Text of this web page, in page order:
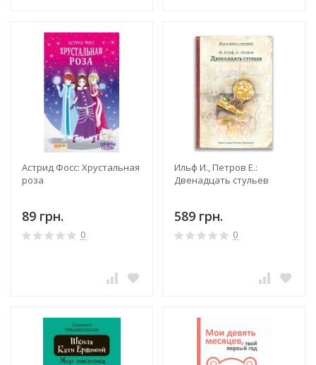
Астрид Фосс: Хрустальная
роза
89 грн.
0
Ильф И., Петров Е.:
Двенадцать стульев
589 грн.
0